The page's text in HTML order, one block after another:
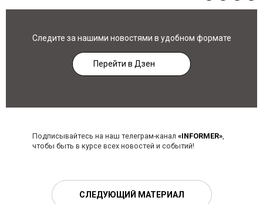
Следите за нашими новостями в удобном формате
Перейти в Дзен
Подписывайтесь на наш телеграм-канал «INFORMER»,
чтобы быть в курсе всех новостей и событий!
СЛЕДУЮЩИЙ МАТЕРИАЛ